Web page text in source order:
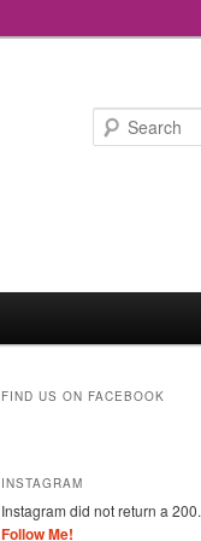
FIND US ON FACEBOOK
INSTAGRAM
Instagram did not return a 200.
Follow Me!